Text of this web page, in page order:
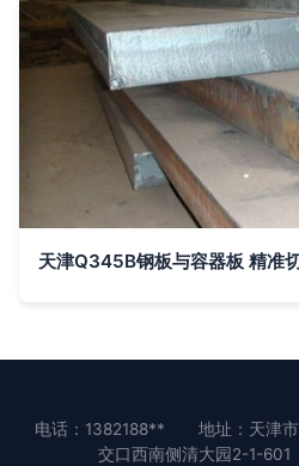
天津Q345B钢板与容器板 精准
电话：1382188**
地址：天津
交口西南侧清大园2-1-601